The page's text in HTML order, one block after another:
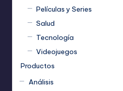
Películas y Series
Salud
Tecnología
Videojuegos
Productos
Análisis